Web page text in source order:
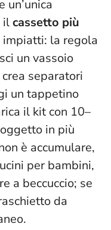
ilcassetto più
la regola
un vassoio
separatori
un tappetino
il kit con 10–
in più
è accumulare,
per bambini,
a beccuccio; se
da